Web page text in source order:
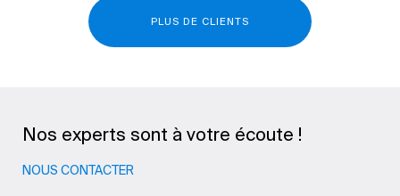
PLUS DE CLIENTS
Nos experts sont à votre écoute !
NOUS CONTACTER